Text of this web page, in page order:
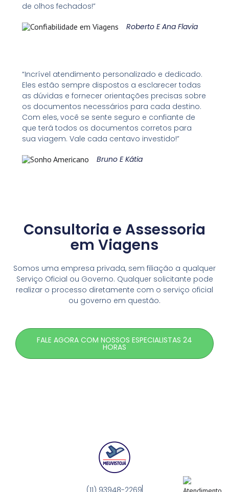
de olhos fechados!”
Roberto E Ana Flavia
“Incrível atendimento personalizado e dedicado.
Eles estão sempre dispostos a esclarecer todas
as dúvidas e fornecer orientações precisas sobre
os documentos necessários para cada destino.
Com eles, você se sente seguro e confiante de
que terá todos os documentos corretos para
sua viagem. Vale cada centavo investido!”
Bruno E Kátia
Consultoria e Assessoria
em Viagens
Somos uma empresa privada, sem filiação a qualquer
Serviço Oficial ou Governo. Qualquer solicitante pode
realizar o processo diretamente com o serviço oficial
ou governo em questão.
FALE AGORA COM NOSSOS ESPECIALISTAS 24
HORAS
(11) 93948-2269